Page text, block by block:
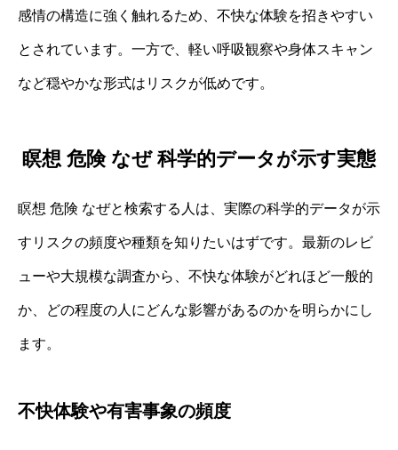
感情の構造に強く触れるため、不快な体験を招きやすい
とされています。一方で、軽い呼吸観察や身体スキャン
など穏やかな形式はリスクが低めです。
瞑想 危険 なぜ 科学的データが示す実態
瞑想 危険 なぜと検索する人は、実際の科学的データが示
すリスクの頻度や種類を知りたいはずです。最新のレビ
ューや大規模な調査から、不快な体験がどれほど一般的
か、どの程度の人にどんな影響があるのかを明らかにし
ます。
不快体験や有害事象の頻度